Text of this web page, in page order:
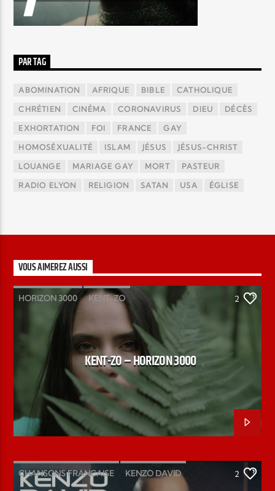
PAR TAG
ABOMINATION AFRIQUE BIBLE CATHOLIQUE
CHRÉTIEN CINÉMA CORONAVIRUS DIEU DÉCÈS
EXHORTATION FOI FRANCE GAY
HOMOSÉXUALITÉ ISLAM JÉSUS JÉSUS-CHRIST
LOUANGE MARIAGE GAY MORT PASTEUR
RADIO ELYON RELIGION SATAN USA ÉGLISE
VOUS AIMEREZ AUSSI
HORIZON 3000 KENT-ZO 2
KENT-ZO – HORIZON 3000
CHANSONS FRANCAISE KENZO DAVID 2